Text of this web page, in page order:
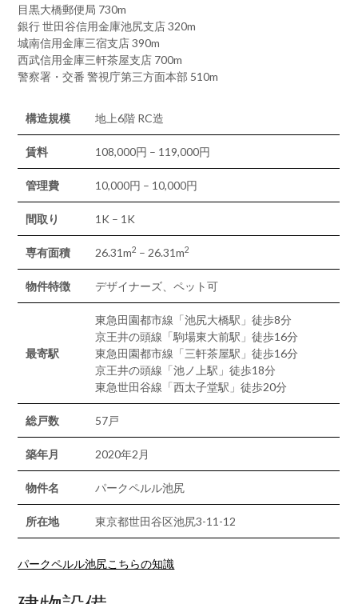
目黒大橋郵便局 730m
銀行 世田谷信用金庫池尻支店 320m
城南信用金庫三宿支店 390m
西武信用金庫三軒茶屋支店 700m
警察署・交番 警視庁第三方面本部 510m
構造規模 地上6階 RC造
賃料 108,000円 – 119,000円
管理費 10,000円 – 10,000円
間取り 1K – 1K
専有面積 26.31m2 – 26.31m2
物件特徴 デザイナーズ、ペット可
最寄駅
東急田園都市線「池尻大橋駅」徒歩8分
京王井の頭線「駒場東大前駅」徒歩16分
東急田園都市線「三軒茶屋駅」徒歩16分
京王井の頭線「池ノ上駅」徒歩18分
東急世田谷線「西太子堂駅」徒歩20分
総戸数 57戸
築年月 2020年2月
物件名 パークペルル池尻
所在地 東京都世田谷区池尻3-11-12
パークペルル池尻こちらの知識